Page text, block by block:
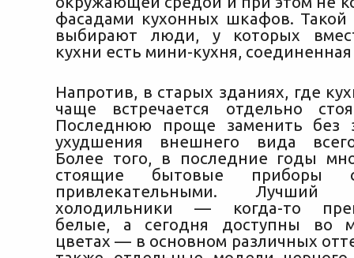
фасадами кухонных шкафов. Такой
выбирают люди, у которых
кухни есть мини-кухня, соединенная
Напротив, в старых зданиях, где
чаще встречается отдельно
Последнюю проще заменить без
ухудшения внешнего вида
Более того, в последние годы
стоящие бытовые приборы
привлекательными.
холодильники — когда-то
белые, а сегодня доступны во
цветах — в основном различных